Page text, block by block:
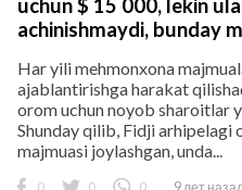
uchun $ 15 000, lekin
achinishmaydi, bunday
Har yili mehmonxona
ajablantirishga harakat
orom uchun noyob sharoitlar
Shunday qilib, Fidji arhipelagi
majmuasi joylashgan, unda...
0 0 0